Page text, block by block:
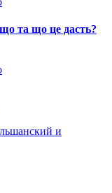
та що це даcть?